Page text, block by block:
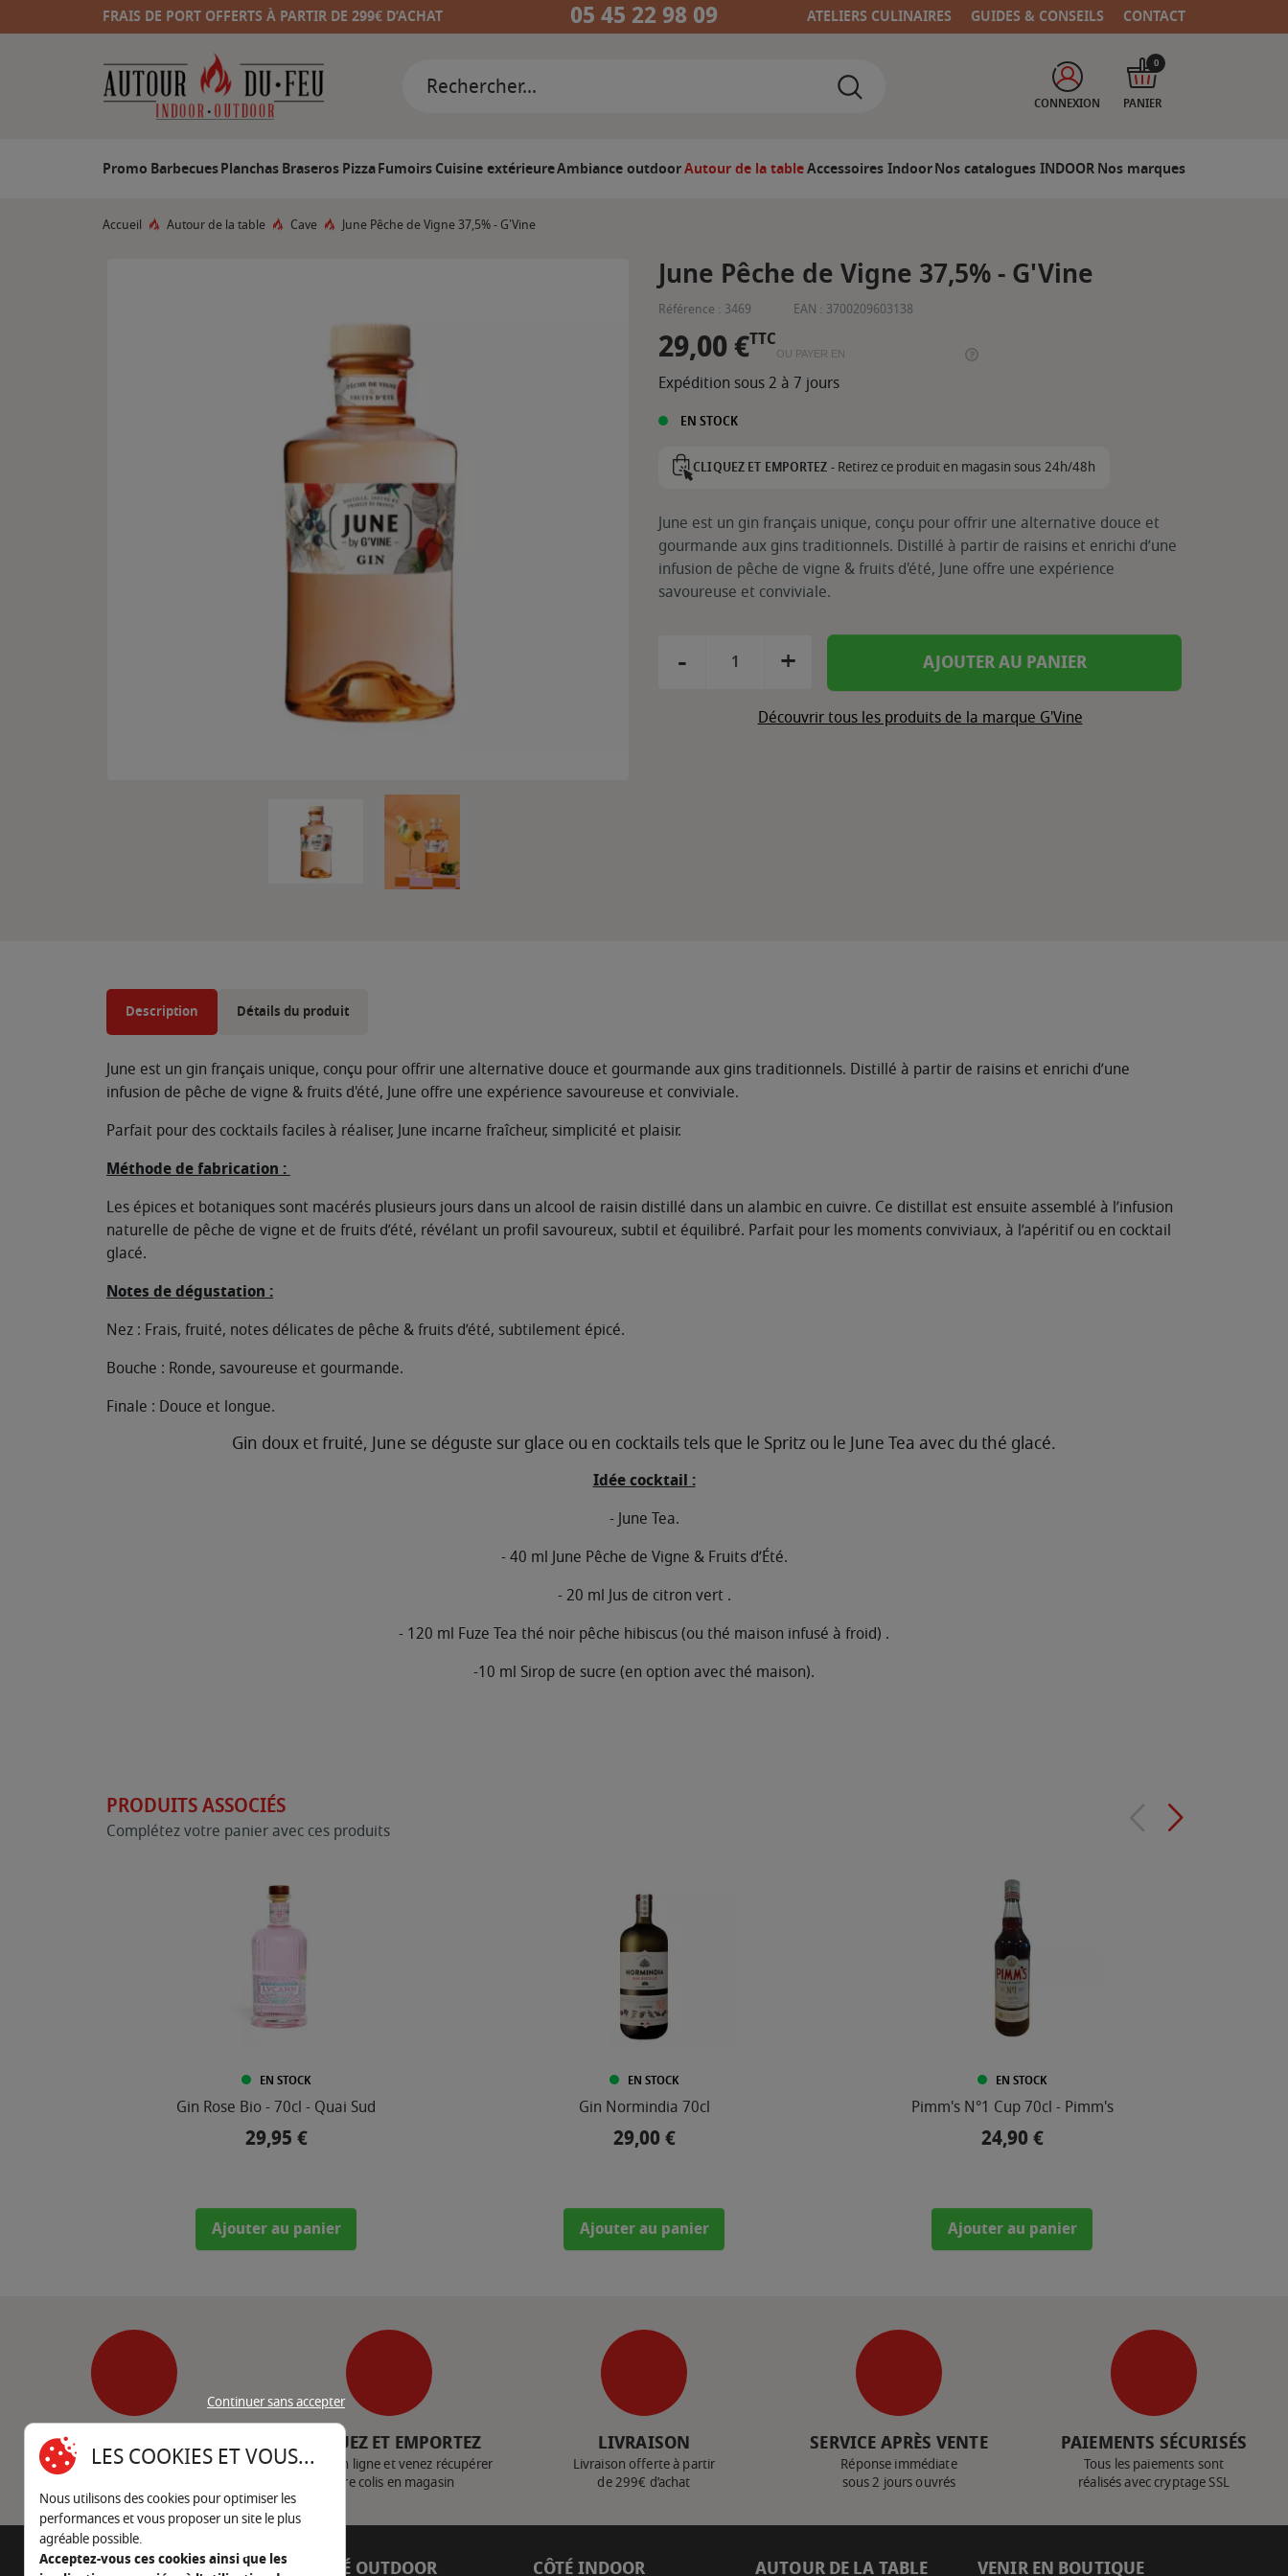
FRAIS DE PORT OFFERTS À PARTIR DE 299€ D’ACHAT 05 45 22 98 09 ATELIERS CULINAIRES GUIDES & CONSEILS CONTACT
CONNEXION PANIER
0
Promo BarbecuesPlanchasBraserosPizzaFumoirsCuisine extérieureAmbiance outdoorAutour de la tableAccessoires IndoorNos catalogues INDOORNos marques
Accueil Autour de la table Cave June Pêche de Vigne 37,5% - G'Vine
June Pêche de Vigne 37,5% - G'Vine
Référence : 3469 EAN : 3700209603138
29,00 €TTC
OU PAYER EN
Expédition sous 2 à 7 jours
EN STOCK
CLIQUEZ ET EMPORTEZ -Retirez ce produit en magasin sous 24h/48h
June est un gin français unique, conçu pour offrir une alternative douce et
gourmande aux gins traditionnels. Distillé à partir de raisins et enrichi d’une
infusion de pêche de vigne & fruits d'été, June offre une expérience
savoureuse et conviviale.
- + AJOUTER AU PANIER
Découvrir tous les produits de la marque G'Vine
Description Détails du produit
June est un gin français unique, conçu pour offrir une alternative douce et gourmande aux gins traditionnels. Distillé à partir de raisins et enrichi d’une
infusion de pêche de vigne & fruits d'été, June offre une expérience savoureuse et conviviale.
Parfait pour des cocktails faciles à réaliser, June incarne fraîcheur, simplicité et plaisir.
Méthode de fabrication :
Les épices et botaniques sont macérés plusieurs jours dans un alcool de raisin distillé dans un alambic en cuivre. Ce distillat est ensuite assemblé à l’infusion
naturelle de pêche de vigne et de fruits d’été, révélant un profil savoureux, subtil et équilibré. Parfait pour les moments conviviaux, à l’apéritif ou en cocktail
glacé.
Notes de dégustation :
Nez : Frais, fruité, notes délicates de pêche & fruits d’été, subtilement épicé.
Bouche : Ronde, savoureuse et gourmande.
Finale : Douce et longue.
Gin doux et fruité, June se déguste sur glace ou en cocktails tels que le Spritz ou le June Tea avec du thé glacé.
Idée cocktail :
- June Tea.
- 40 ml June Pêche de Vigne & Fruits d’Été​.
- 20 ml Jus de citron vert ​.
- 120 ml Fuze Tea thé noir pêche hibiscus (ou thé maison infusé à froid) .
-10 ml Sirop de sucre (en option avec thé maison).
PRODUITS ASSOCIÉS
Complétez votre panier avec ces produits
EN STOCK
Gin Rose Bio - 70cl - Quai Sud
Prix
29,95 €
Ajouter au panier
EN STOCK
Gin Normindia 70cl
Prix
29,00 €
Ajouter au panier
EN STOCK
Pimm's N°1 Cup 70cl - Pimm's
Prix
24,90 €
Ajouter au panier
SERVICE CLIENT
Nous contacter
CLIQUEZ ET EMPORTEZ
Achetez en ligne et venez récupérer
votre colis en magasin
LIVRAISON
Livraison offerte à partir
de 299€ d’achat
SERVICE APRÈS VENTE
Réponse immédiate
sous 2 jours ouvrés
PAIEMENTS SÉCURISÉS
Tous les paiements sont
réalisés avec cryptage SSL
AUTOUR DU FEU CÔTÉ OUTDOOR CÔTÉ INDOOR AUTOUR DE LA TABLE VENIR EN BOUTIQUE
Continuer sans accepter
LES COOKIES ET VOUS...
Nous utilisons des cookies pour optimiser les
performances et vous proposer un site le plus
agréable possible.
Acceptez-vous ces cookies ainsi que les